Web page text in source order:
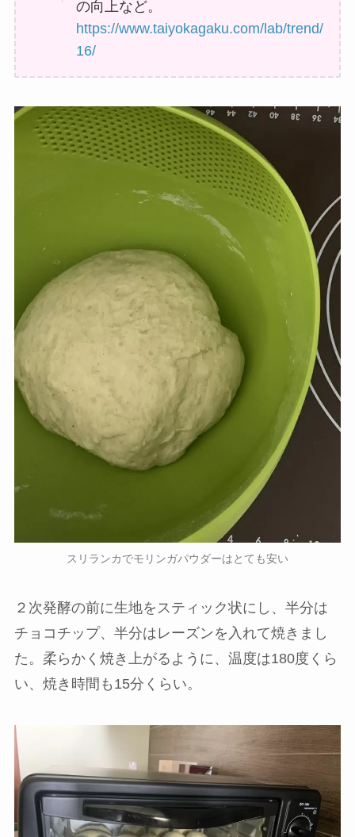
の向上など。
https://www.taiyokagaku.com/lab/trend/
16/
スリランカでモリンガパウダーはとても安い
２次発酵の前に生地をスティック状にし、半分は
チョコチップ、半分はレーズンを入れて焼きまし
た。柔らかく焼き上がるように、温度は180度くら
い、焼き時間も15分くらい。